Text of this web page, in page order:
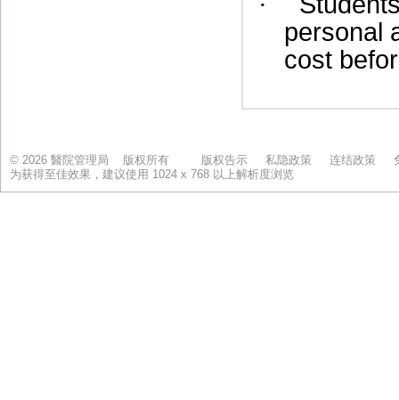
© 2026 醫院管理局 版权所有 版权告示 私隐政策 连结政策
为获得至佳效果，建议使用 1024 x 768 以上解析度浏览